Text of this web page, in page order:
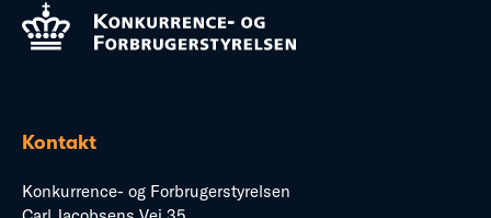
Kontakt
Konkurrence- og Forbrugerstyrelsen